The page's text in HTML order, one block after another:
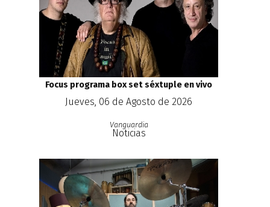
Focus programa box set séxtuple en vivo
Jueves, 06 de Agosto de 2026
Vanguardia
Noticias